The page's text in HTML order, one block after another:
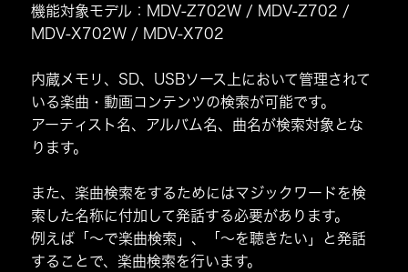
機能対象モデル：MDV-Z702W / MDV-Z702 /
MDV-X702W / MDV-X702
内蔵メモリ、SD、USBソース上において管理されて
いる楽曲・動画コンテンツの検索が可能です。
アーティスト名、アルバム名、曲名が検索対象とな
ります。
また、楽曲検索をするためにはマジックワードを検
索した名称に付加して発話する必要があります。
例えば「～で楽曲検索」、「～を聴きたい」と発話
することで、楽曲検索を行います。